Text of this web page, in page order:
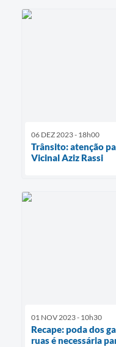
06 DEZ 2023 - 18h00
Trânsito: atenção
Vicinal Aziz Rassi
01 NOV 2023 - 10h30
Recape: poda dos
ruas é necessária